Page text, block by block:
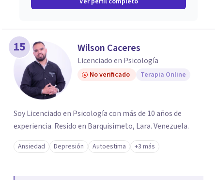
15 Wilson Caceres
Licenciado en Psicología
No verificado Terapia Online
Soy Licenciado en Psicología con más de 10 años de
experiencia. Resido en Barquisimeto, Lara. Venezuela.
Ansiedad Depresión Autoestima +3 más